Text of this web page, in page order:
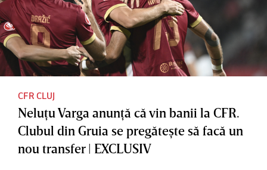
CFR CLUJ
Neluţu Varga anunţă că vin banii la CFR.
Clubul din Gruia se pregăteşte să facă un
nou transfer | EXCLUSIV